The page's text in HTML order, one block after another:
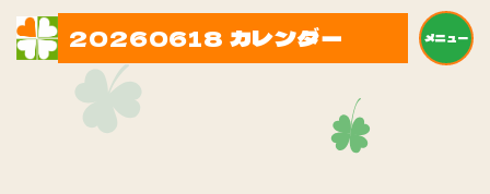
20260618 カレンダー メニュー